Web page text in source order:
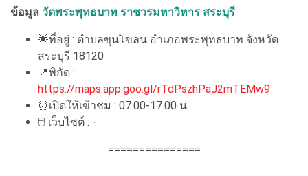
ข้อมูล วัดพระพุทธบาท ราชวรมหาวิหาร สระบุรี
🌟ที่อยู่ : ตำบลขุนโขลน อำเภอพระพุทธบาท จังหวัด
สระบุรี 18120
📍พิกัด :
https://maps.app.goo.gl/rTdPszhPaJ2mTEMw9
⏰เปิดให้เข้าชม : 07.00-17.00 น.
🖱 เว็บไซต์ : -
===============